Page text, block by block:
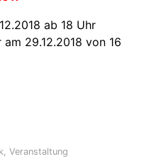
ab 18 Uhr
29.12.2018 von 16
,Veranstaltung